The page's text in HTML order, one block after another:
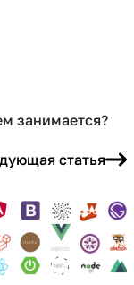
занимается?
статья